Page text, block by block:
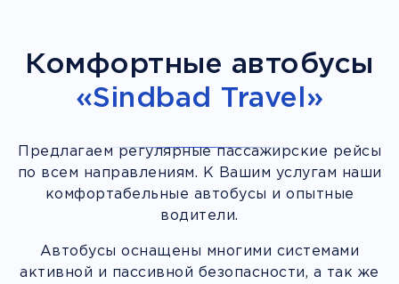
Комфортные автобусы
«Sindbad Travel»
Предлагаем регулярные пассажирские рейсы
по всем направлениям. К Вашим услугам наши
комфортабельные автобусы и опытные
водители.
Автобусы оснащены многими системами
активной и пассивной безопасности, а так же